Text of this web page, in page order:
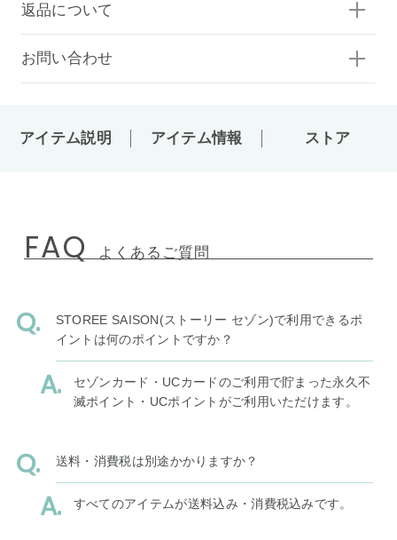
返品について
お問い合わせ
アイテム説明 アイテム情報 ストア
FAQ よくあるご質問
STOREE SAISON(ストーリー セゾン)で利用できるポ
イントは何のポイントですか？
セゾンカード・UCカードのご利用で貯まった永久不
滅ポイント・UCポイントがご利用いただけます。
送料・消費税は別途かかりますか？
すべてのアイテムが送料込み・消費税込みです。